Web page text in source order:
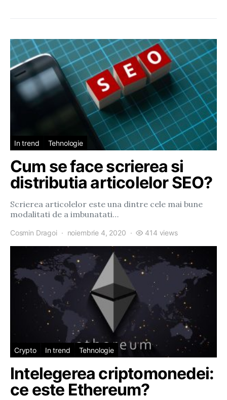
In trend Tehnologie
Cum se face scrierea si
distributia articolelor SEO?
Scrierea articolelor este una dintre cele mai bune
modalitati de a imbunatati…
Cosmin Dragoi noiembrie 4, 2020 414 views
Crypto In trend Tehnologie
Intelegerea criptomonedei:
ce este Ethereum?